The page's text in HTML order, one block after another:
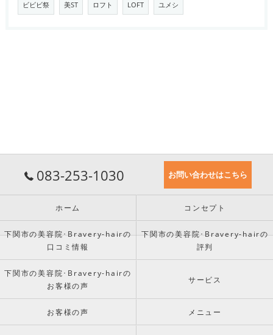
ビビビ祭 美ST ロフト LOFT ユメシ
083-253-1030 お問い合わせはこちら
ホーム コンセプト
下関市の美容院･Bravery-hairの
口コミ情報
下関市の美容院･Bravery-hairの
評判
下関市の美容院･Bravery-hairの
お客様の声
サービス
お客様の声 メニュー